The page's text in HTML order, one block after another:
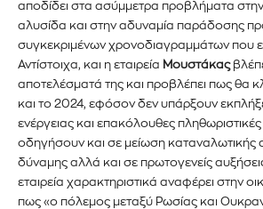
αποδίδει στα ασύμμετρα προβλήματα
αλυσίδα και στην αδυναμία παράδοσης
συγκεκριμένων χρονοδιαγραμμάτων που
Αντίστοιχα, και η εταιρεία Μουστάκας
αποτελέσματά της και προβλέπει πως θα
και το 2024, εφόσον δεν υπάρξουν
ενέργειας και επακόλουθες πληθωριστικές
οδηγήσουν και σε μείωση καταναλωτικής
δύναμης αλλά και σε πρωτογενείς
εταιρεία χαρακτηριστικά αναφέρει στην
πως «ο πόλεμος μεταξύ Ρωσίας και